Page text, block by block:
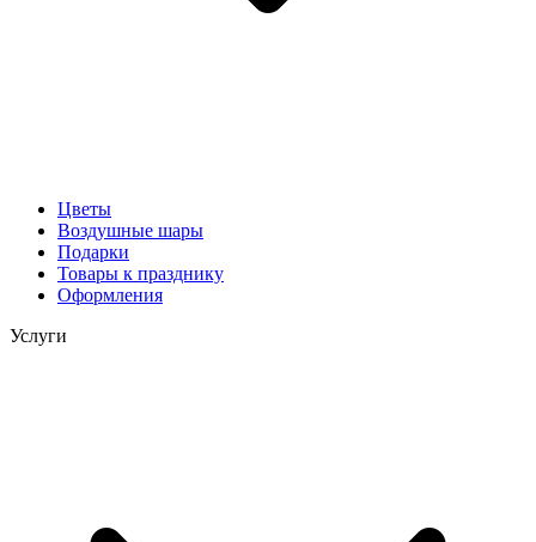
Цветы
Воздушные шары
Подарки
Товары к празднику
Оформления
Услуги